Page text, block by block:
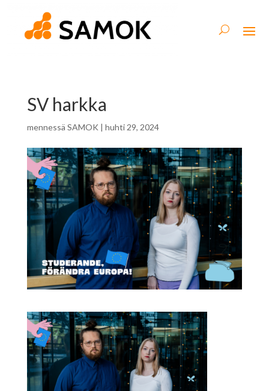
SV harkka
mennessä SAMOK | huhti 29, 2024